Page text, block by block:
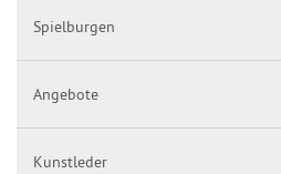
Spielburgen
Angebote
Kunstleder